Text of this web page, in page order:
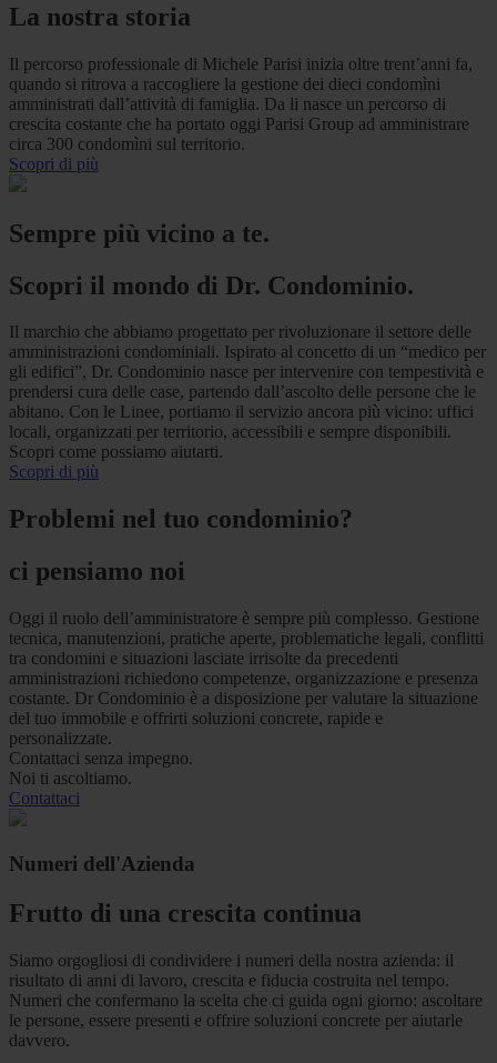
La nostra storia
Il percorso professionale di Michele Parisi inizia oltre trent’anni fa,
quando si ritrova a raccogliere la gestione dei dieci condomìni
amministrati dall’attività di famiglia. Da li nasce un percorso di
crescita costante che ha portato oggi Parisi Group ad amministrare
circa 300 condomìni sul territorio.
Scopri di più
Sempre più vicino a te.
Scopri il mondo di Dr. Condominio.
Il marchio che abbiamo progettato per rivoluzionare il settore delle
amministrazioni condominiali. Ispirato al concetto di un “medico per
gli edifici”, Dr. Condominio nasce per intervenire con tempestività e
prendersi cura delle case, partendo dall’ascolto delle persone che le
abitano. Con le Linee, portiamo il servizio ancora più vicino: uffici
locali, organizzati per territorio, accessibili e sempre disponibili.
Scopri come possiamo aiutarti.
Scopri di più
Problemi nel tuo condominio?
ci pensiamo noi
Oggi il ruolo dell’amministratore è sempre più complesso. Gestione
tecnica, manutenzioni, pratiche aperte, problematiche legali, conflitti
tra condomini e situazioni lasciate irrisolte da precedenti
amministrazioni richiedono competenze, organizzazione e presenza
costante. Dr Condominio è a disposizione per valutare la situazione
del tuo immobile e offrirti soluzioni concrete, rapide e
personalizzate.
Contattaci senza impegno.
Noi ti ascoltiamo.
Contattaci
Numeri dell'Azienda
Frutto di una crescita continua
Siamo orgogliosi di condividere i numeri della nostra azienda: il
risultato di anni di lavoro, crescita e fiducia costruita nel tempo.
Numeri che confermano la scelta che ci guida ogni giorno: ascoltare
le persone, essere presenti e offrire soluzioni concrete per aiutarle
davvero.